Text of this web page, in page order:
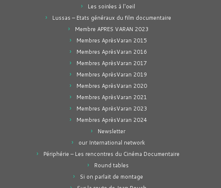
Les soirées à l'oeil
Lussas – Etats généraux du film documentaire
Membre APRES VARAN 2023
Membres AprèsVaran 2015
Membres AprèsVaran 2016
Membres AprèsVaran 2017
Membres AprèsVaran 2019
Membres AprèsVaran 2020
Membres AprèsVaran 2021
Membres AprèsVaran 2023
Membres AprèsVaran 2024
Newsletter
our International network
Périphérie – Les rencontres du Cinéma Documentaire
Round tables
Si on parlait de montage